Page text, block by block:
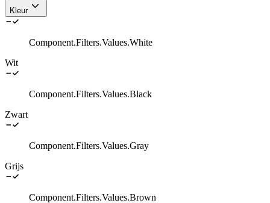
Kleur
Component.Filters.Values.White
Wit
Component.Filters.Values.Black
Zwart
Component.Filters.Values.Gray
Grijs
Component.Filters.Values.Brown